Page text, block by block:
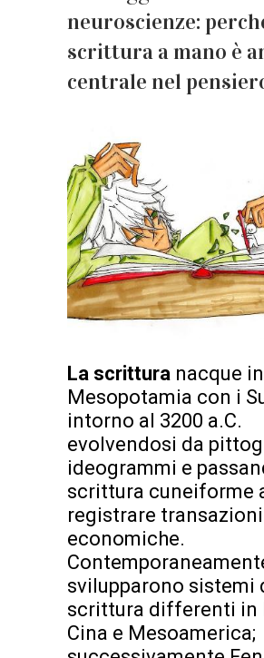
neuroscienze:
scrittura a mano è
centrale nel
La scrittura nacque in
Mesopotamia con i
intorno al 3200 a.C.
evolvendosi da
ideogrammi e
scrittura cuneiforme
registrare transazioni
economiche.
svilupparono sistemi
scrittura differenti in
Cina e Mesoamerica;